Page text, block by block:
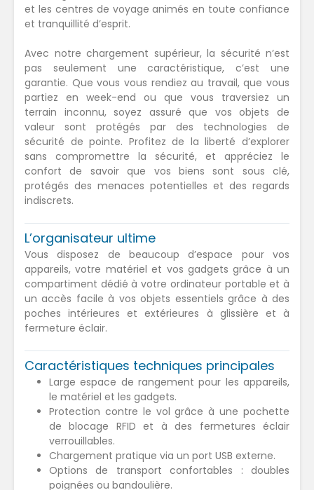
et les centres de voyage animés en toute confiance
et tranquillité d’esprit.
Avec notre chargement supérieur, la sécurité n’est
pas seulement une caractéristique, c’est une
garantie. Que vous vous rendiez au travail, que vous
partiez en week-end ou que vous traversiez un
terrain inconnu, soyez assuré que vos objets de
valeur sont protégés par des technologies de
sécurité de pointe. Profitez de la liberté d’explorer
sans compromettre la sécurité, et appréciez le
confort de savoir que vos biens sont sous clé,
protégés des menaces potentielles et des regards
indiscrets.
L’organisateur ultime
Vous disposez de beaucoup d’espace pour vos
appareils, votre matériel et vos gadgets grâce à un
compartiment dédié à votre ordinateur portable et à
un accès facile à vos objets essentiels grâce à des
poches intérieures et extérieures à glissière et à
fermeture éclair.
Caractéristiques techniques principales
Large espace de rangement pour les appareils,
le matériel et les gadgets.
Protection contre le vol grâce à une pochette
de blocage RFID et à des fermetures éclair
verrouillables.
Chargement pratique via un port USB externe.
Options de transport confortables : doubles
poignées ou bandoulière.